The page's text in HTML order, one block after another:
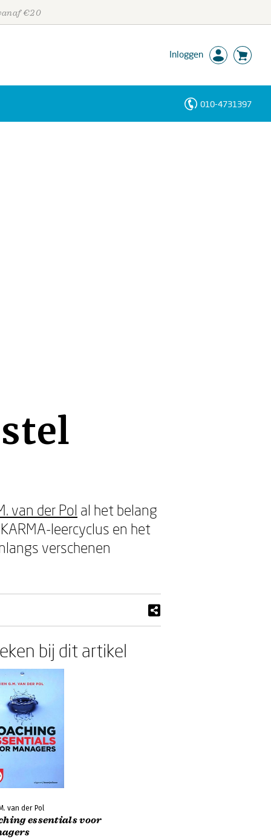
€20
Inloggen
010-4731397
van der Pol al het belang
leercyclus en het
verschenen
bij dit artikel
van der Pol
essentials voor
Personen